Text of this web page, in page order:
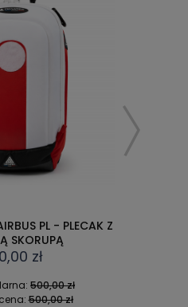
CR - PLECAK Z
SKORUPĄ
zł
500,00 zł
500,00 zł